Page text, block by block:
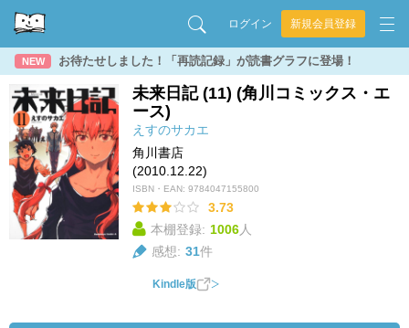
ログイン 新規会員登録
NEW お待たせしました！「再読記録」が読書グラフに登場！
未来日記 (11) (角川コミックス・エ
ース)
えすのサカエ
角川書店
(2010.12.22)
ISBN・EAN: 9784047155800
3.73
本棚登録: 1006人
感想: 31件
Kindle版